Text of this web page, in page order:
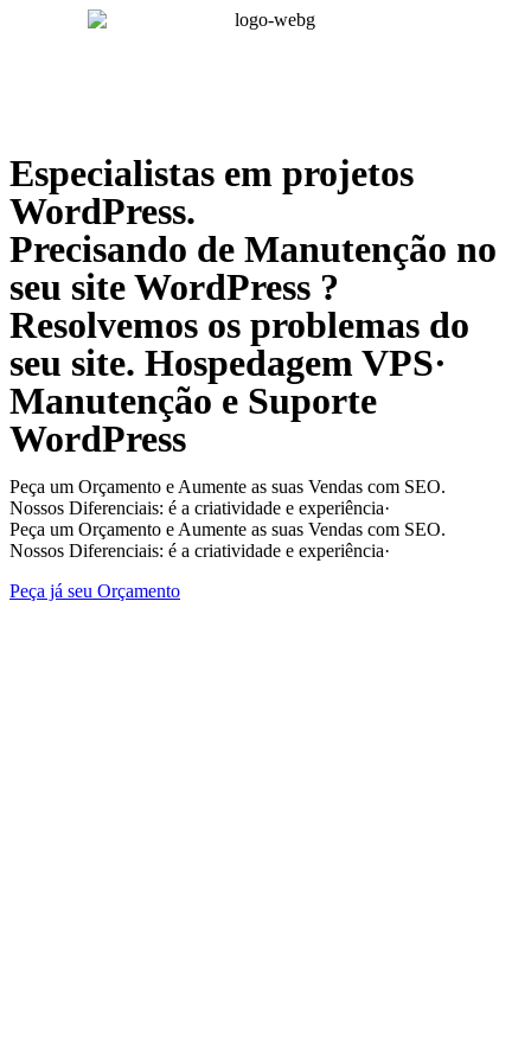
Especialistas em projetos
WordPress.
Precisando de Manutenção no
seu site WordPress ?
Resolvemos os problemas do
seu site. ‎Hospedagem VPS· ‎
Manutenção e Suporte
WordPress
Peça um Orçamento e Aumente as suas Vendas com SEO.
‎Nossos Diferenciais: é a criatividade e experiência·
Peça um Orçamento e Aumente as suas Vendas com SEO.
‎Nossos Diferenciais: é a criatividade e experiência·
Peça já seu Orçamento